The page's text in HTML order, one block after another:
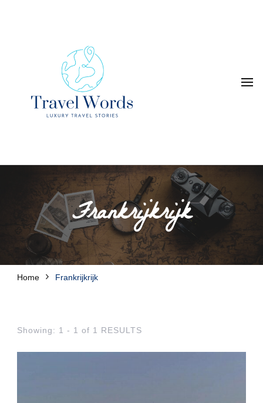
Frankrijkrijk
Home Frankrijkrijk
Showing: 1 - 1 of 1 RESULTS